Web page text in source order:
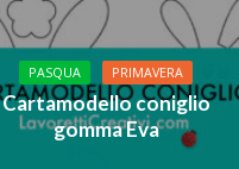
PASQUA PRIMAVERA
Cartamodello coniglio
gomma Eva